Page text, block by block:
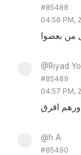
#85488
04:56 PM,
من بعضوا
@Riyad
#85489
04:57 PM,
اقرق
@h A
#85490